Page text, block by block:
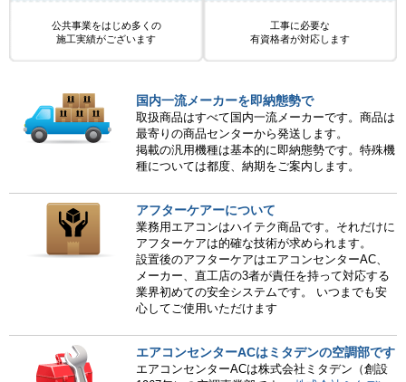
公共事業をはじめ多くの
施工実績がございます
工事に必要な
有資格者が対応します
国内一流メーカーを即納態勢で
取扱商品はすべて国内一流メーカーです。商品は
最寄りの商品センターから発送します。
掲載の汎用機種は基本的に即納態勢です。特殊機
種については都度、納期をご案内します。
アフターケアーについて
業務用エアコンはハイテク商品です。それだけに
アフターケアは的確な技術が求められます。
設置後のアフターケアはエアコンセンターAC、
メーカー、直工店の3者が責任を持って対応する
業界初めての安全システムです。 いつまでも安
心してご使用いただけます
エアコンセンターACはミタデンの空調部です
エアコンセンターACは株式会社ミタデン（創設